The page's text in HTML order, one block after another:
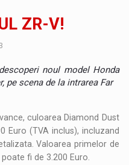
ZR-V!
noul model Honda
pe scena de la intrarea Far
culoarea Diamond Dust
Euro (TVA inclus), incluzand
Valoarea primelor de
fi de 3.200 Euro.